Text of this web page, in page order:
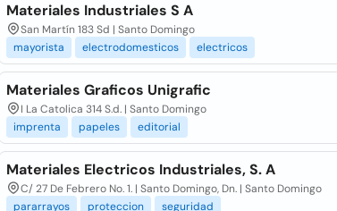
Materiales Industriales S A
San Martín 183 Sd | Santo Domingo
mayorista
electrodomesticos electricos
Materiales Graficos Unigrafic
I La Catolica 314 S.d. | Santo Domingo
imprenta
papeles editorial
Materiales Electricos Industriales, S. A
C/ 27 De Febrero No. 1. | Santo Domingo, Dn. | Santo Domingo
pararrayos
proteccion seguridad